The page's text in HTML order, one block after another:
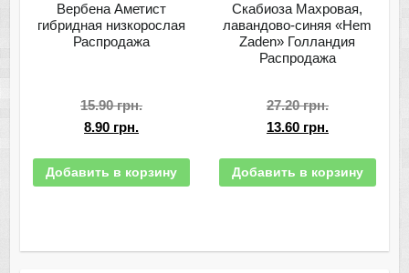
Вербена Аметист
гибридная низкорослая
Распродажа
15.90грн.
8.90 грн.
Добавить в корзину
Скабиоза Махровая,
лавандово-синяя «Hem
Zaden» Голландия
Распродажа
27.20грн.
13.60 грн.
Добавить в корзину